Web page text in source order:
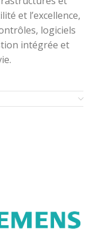
et l’excellence,
logiciels
intégrée et